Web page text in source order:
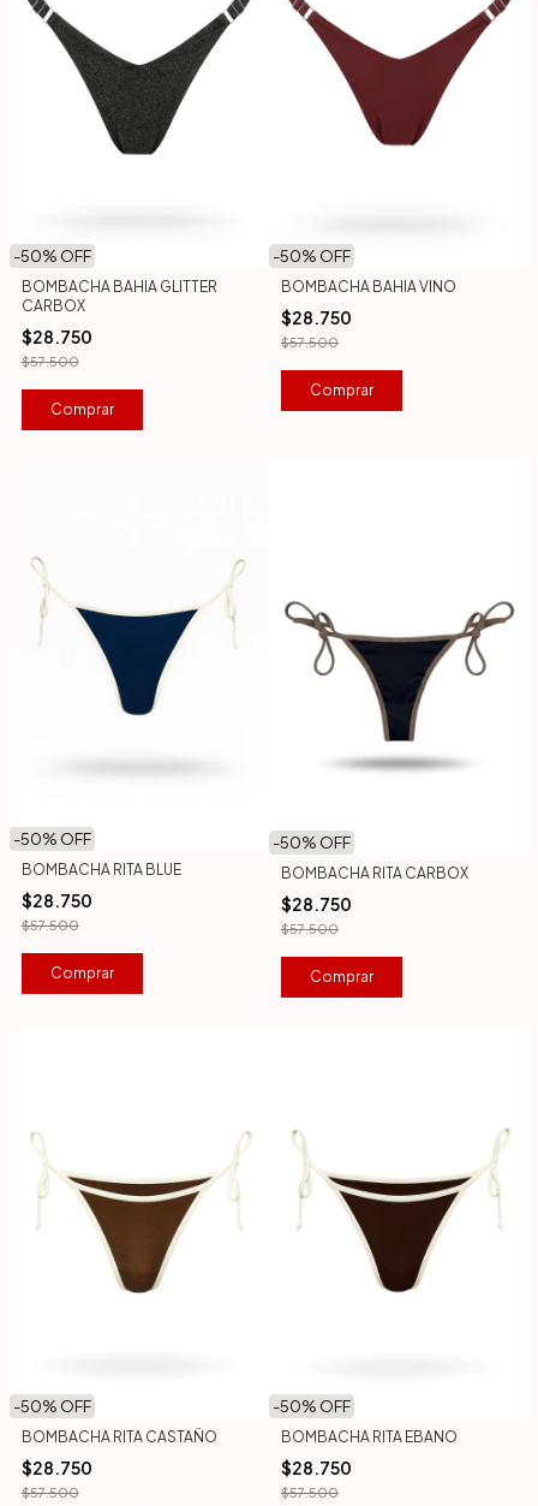
-50% OFF
BOMBACHA BAHIA GLITTER
CARBOX
$28.750
$57.500
Comprar
-50% OFF
BOMBACHA BAHIA VINO
$28.750
$57.500
Comprar
-50% OFF
BOMBACHA RITA BLUE
$28.750
$57.500
Comprar
-50% OFF
BOMBACHA RITA CARBOX
$28.750
$57.500
Comprar
-50% OFF
BOMBACHA RITA CASTAÑO
$28.750
$57.500
-50% OFF
BOMBACHA RITA EBANO
$28.750
$57.500